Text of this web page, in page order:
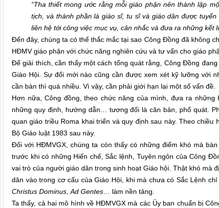
“Tha thiết mong ước rằng mỗi giáo phận nên thành lập
tịch, và thành phần là giáo sĩ, tu sĩ và giáo dân được
liên hệ tới công việc mục vụ, cân nhắc và đưa ra những kết
Đến đây, chúng ta có thể thắc mắc tại sao Công Đồng đã không
HĐMV giáo phận với chức năng nghiên cứu và tư vấn cho giáo
Để giải thích, cần thấy một cách tổng quát rằng, Công Đồng
Giáo Hội. Sự đổi mới nào cũng cần được xem xét kỹ lưỡng với
cần bàn thì quá nhiều. Vì vậy, cần phải giới hạn lại một số vấn đề.
Hơn nữa, Công đồng, theo chức năng của mình, đưa ra
những quy định, hướng dẫn… tương đối là căn bản, phổ quát.
quan giáo triều Roma khai triển và quy định sau này. Theo
Bộ Giáo luật 1983 sau này.
Đối với HĐMVGX, chúng ta còn thấy có những điểm khó mà
trước khi có những Hiến chế, Sắc lệnh, Tuyên ngôn của Công
vai trò của người giáo dân trong sinh hoạt Giáo hội. Thật khó mà
dân vào trong cơ cấu của Giáo Hội, khi mà chưa có Sắc Lệnh
Christus Dominus Ad Gentes … làm nền tảng.
Ta thấy, cả hai mô hình về HĐMVGX mà các Ủy ban chuẩn bị